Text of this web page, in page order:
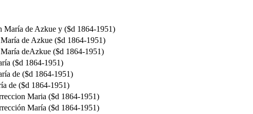
María de Azkue y ($d 1864-1951)
de Azkue ($d 1864-1951)
deAzkue ($d 1864-1951)
($d 1864-1951)
de ($d 1864-1951)
de ($d 1864-1951)
Maria ($d 1864-1951)
María ($d 1864-1951)